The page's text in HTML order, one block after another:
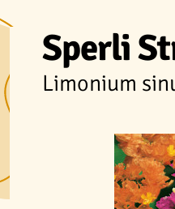
Sperli
Limonium